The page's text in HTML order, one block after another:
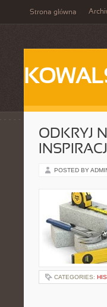
Strona główna
ODKRYJ
POSTED BY
CATEGORIES: